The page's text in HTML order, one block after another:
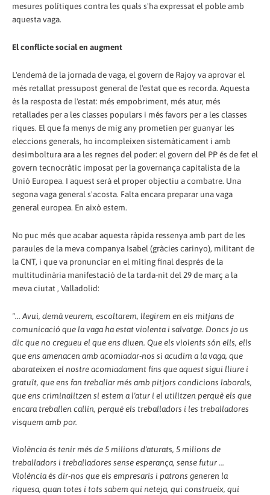
mesures polítiques contra les quals s'ha expressat el poble amb
aquesta vaga.
El conflicte social en augment
L'endemà de la jornada de vaga, el govern de Rajoy va aprovar el
més retallat pressupost general de l'estat que es recorda. Aquesta
és la resposta de l'estat: més empobriment, més atur, més
retallades per a les classes populars i més favors per a les classes
riques. El que fa menys de mig any prometien per guanyar les
eleccions generals, ho incompleixen sistemàticament i amb
desimboltura ara a les regnes del poder: el govern del PP és de fet el
govern tecnocràtic imposat per la governança capitalista de la
Unió Europea. I aquest serà el proper objectiu a combatre. Una
segona vaga general s'acosta. Falta encara preparar una vaga
general europea. En això estem.
No puc més que acabar aquesta ràpida ressenya amb part de les
paraules de la meva companya Isabel (gràcies carinyo), militant de
la CNT, i que va pronunciar en el míting final després de la
multitudinària manifestació de la tarda-nit del 29 de març a la
meva ciutat , Valladolid:
"... Avui, demà veurem, escoltarem, llegirem en els mitjans de
comunicació que la vaga ha estat violenta i salvatge. Doncs jo us
dic que no cregueu el que ens diuen. Que els violents són ells, ells
que ens amenacen amb acomiadar-nos si acudim a la vaga, que
abarateixen el nostre acomiadament fins que aquest sigui lliure i
gratuït, que ens fan treballar més amb pitjors condicions laborals,
que ens criminalitzen si estem a l'atur i el utilitzen perquè els que
encara treballen callin, perquè els treballadors i les treballadores
visquem amb por.
Violència és tenir més de 5 milions d'aturats, 5 milions de
treballadors i treballadores sense esperança, sense futur ...
Violència és dir-nos que els empresaris i patrons generen la
riquesa, quan totes i tots sabem qui neteja, qui construeix, qui